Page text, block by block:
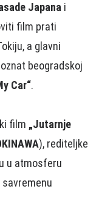
Japana i
film prati
a glavni
beogradskoj
Car“.
film „Jutarnje
), rediteljke
u atmosferu